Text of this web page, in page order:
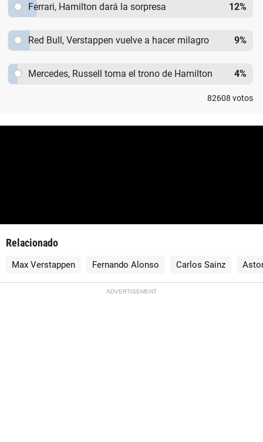
Ferrari, Hamilton dará la sorpresa 12%
Red Bull, Verstappen vuelve a hacer milagro 9%
Mercedes, Russell toma el trono de Hamilton 4%
82608 votos
Relacionado
Max Verstappen Fernando Alonso Carlos Sainz
ADVERTISEMENT